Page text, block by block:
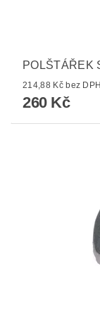
POLŠTÁŘEK
214,88 Kč bez DPH
260 Kč